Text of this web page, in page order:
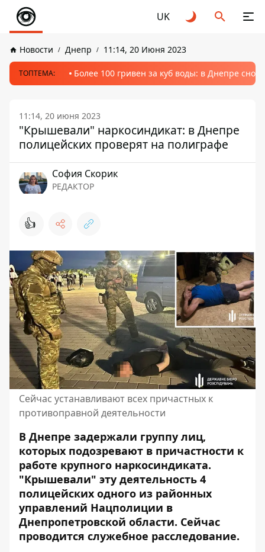
UK
Новости Днепр 11:14, 20 Июня 2023
ТОПТЕМА: Более 100 гривен за куб воды: в Днепре
11:14, 20 июня 2023
"Крышевали" наркосиндикат: в Днепре
полицейских проверят на полиграфе
София Скорик
РЕДАКТОР
👍
Сейчас устанавливают всех причастных к
противоправной деятельности
В Днепре задержали группу лиц,
которых подозревают в причастности к
работе крупного наркосиндиката.
"Крышевали" эту деятельность 4
полицейских одного из районных
управлений Нацполиции в
Днепропетровской области. Сейчас
проводится служебное расследование.